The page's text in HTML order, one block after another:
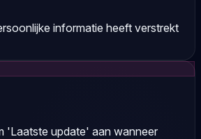
informatie heeft verstrekt
'Laatste update' aan wanneer